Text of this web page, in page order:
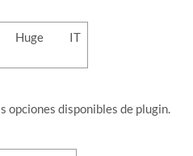
opciones disponibles de plugin.